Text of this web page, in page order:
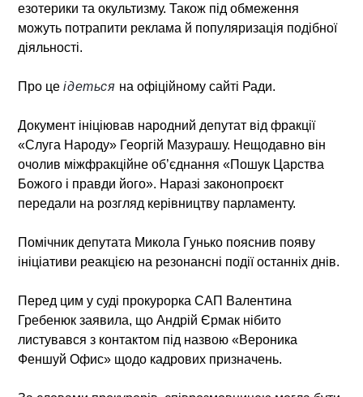
езотерики та окультизму. Також під обмеження
можуть потрапити реклама й популяризація подібної
діяльності.
Про цеідеться на офіційному сайті Ради.
Документ ініціював народний депутат від фракції
«Слуга Народу» Георгій Мазурашу. Нещодавно він
очолив міжфракційне об’єднання «Пошук Царства
Божого і правди його». Наразі законопроєкт
передали на розгляд керівництву парламенту.
Помічник депутата Микола Гунько пояснив появу
ініціативи реакцією на резонансні події останніх днів.
Перед цим у суді прокурорка САП Валентина
Гребенюк заявила, що Андрій Єрмак нібито
листувався з контактом під назвою «Вероника
Феншуй Офис» щодо кадрових призначень.